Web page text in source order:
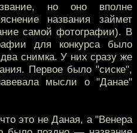
но оно вполне
названия займет
самой фотографии). В
для конкурса было
снимка. У них сразу же
Первое было "сиске",
мысли о "Данае"
это не Даная, а "Венера